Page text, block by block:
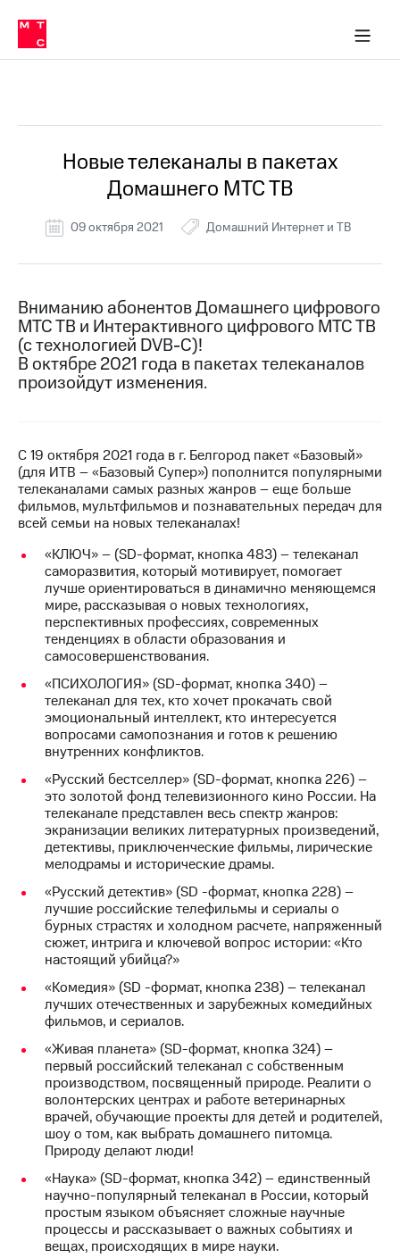
связь
Сервисы и подписки
30% на связь
кабинеты
Мобильная
и
Спутниковое
МТС
номер
в МТС
Тарифы
Услуги
Роуминг
Семейная
группа
Заказать
SIM-
карту
Оформить
eSIM
SIM-
карта
для
иностранцев
Оформить
чистый
номер
Выбрать
красивый
номер
Заменить
SIM-
карту
Перейти
на
Для дома
Выберите
и подключите
ТВ
с выгодным
тарифом
Тарифы
Интернет,
ТВ и телефон
для дома
Услуги
в МТС
Услуги
приложение
Мой
МТС
Акции
Скидка 30%
Тарифы
RED,
РИИЛ
и МТС
Супер
дешевле
при
оплате
с карты
МТС
Деньги
Выберите
и подключите
ТВ
с выгодным
тарифом
Тарифы
Интернет,
ТВ и телефон
для дома
Услуги
Личный
кабинет
интернета
и
ТВ
Личный
кабинет
ТВ
Скачать
приложение
Мой
МТС
Акции
Видеонаблюдение
для дома
149 ₽/
Новые телеканалы в пакетах
Домашнего МТС ТВ
09 октября 2021 Домашний Интернет и ТВ
Вниманию абонентов Домашнего цифрового
МТС ТВ и Интерактивного цифрового МТС ТВ
(с технологией DVB-C)!
В октябре 2021 года в пакетах телеканалов
произойдут изменения.
С 19 октября 2021 года в г. Белгород пакет «Базовый»
(для ИТВ – «Базовый Супер») пополнится популярными
телеканалами самых разных жанров – еще больше
фильмов, мультфильмов и познавательных передач для
всей семьи на новых телеканалах!
«КЛЮЧ» – (SD-формат, кнопка 483) – телеканал
саморазвития, который мотивирует, помогает
лучше ориентироваться в динамично меняющемся
мире, рассказывая о новых технологиях,
перспективных профессиях, современных
тенденциях в области образования и
самосовершенствования.
«ПСИХОЛОГИЯ» (SD-формат, кнопка 340) –
телеканал для тех, кто хочет прокачать свой
эмоциональный интеллект, кто интересуется
вопросами самопознания и готов к решению
внутренних конфликтов.
«Русский бестселлер» (SD-формат, кнопка 226) –
это золотой фонд телевизионного кино России. На
телеканале представлен весь спектр жанров:
экранизации великих литературных произведений,
детективы, приключенческие фильмы, лирические
мелодрамы и исторические драмы.
«Русский детектив» (SD -формат, кнопка 228) –
лучшие российские телефильмы и сериалы о
бурных страстях и холодном расчете, напряженный
сюжет, интрига и ключевой вопрос истории: «Кто
настоящий убийца?»
«Комедия» (SD -формат, кнопка 238) – телеканал
лучших отечественных и зарубежных комедийных
фильмов, и сериалов.
«Живая планета» (SD-формат, кнопка 324) –
первый российский телеканал с собственным
производством, посвященный природе. Реалити о
волонтерских центрах и работе ветеринарных
врачей, обучающие проекты для детей и родителей,
шоу о том, как выбрать домашнего питомца.
Природу делают люди!
«Наука» (SD-формат, кнопка 342) – единственный
научно-популярный телеканал в России, который
простым языком объясняет сложные научные
процессы и рассказывает о важных событиях и
вещах, происходящих в мире науки.